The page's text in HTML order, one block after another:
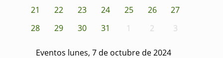
21
22 23 24 25 26
27
28
29 30 31 1 2 3
Eventos lunes, 7 de octubre de 2024